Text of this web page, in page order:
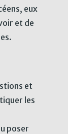
eux
et de
et
les
poser